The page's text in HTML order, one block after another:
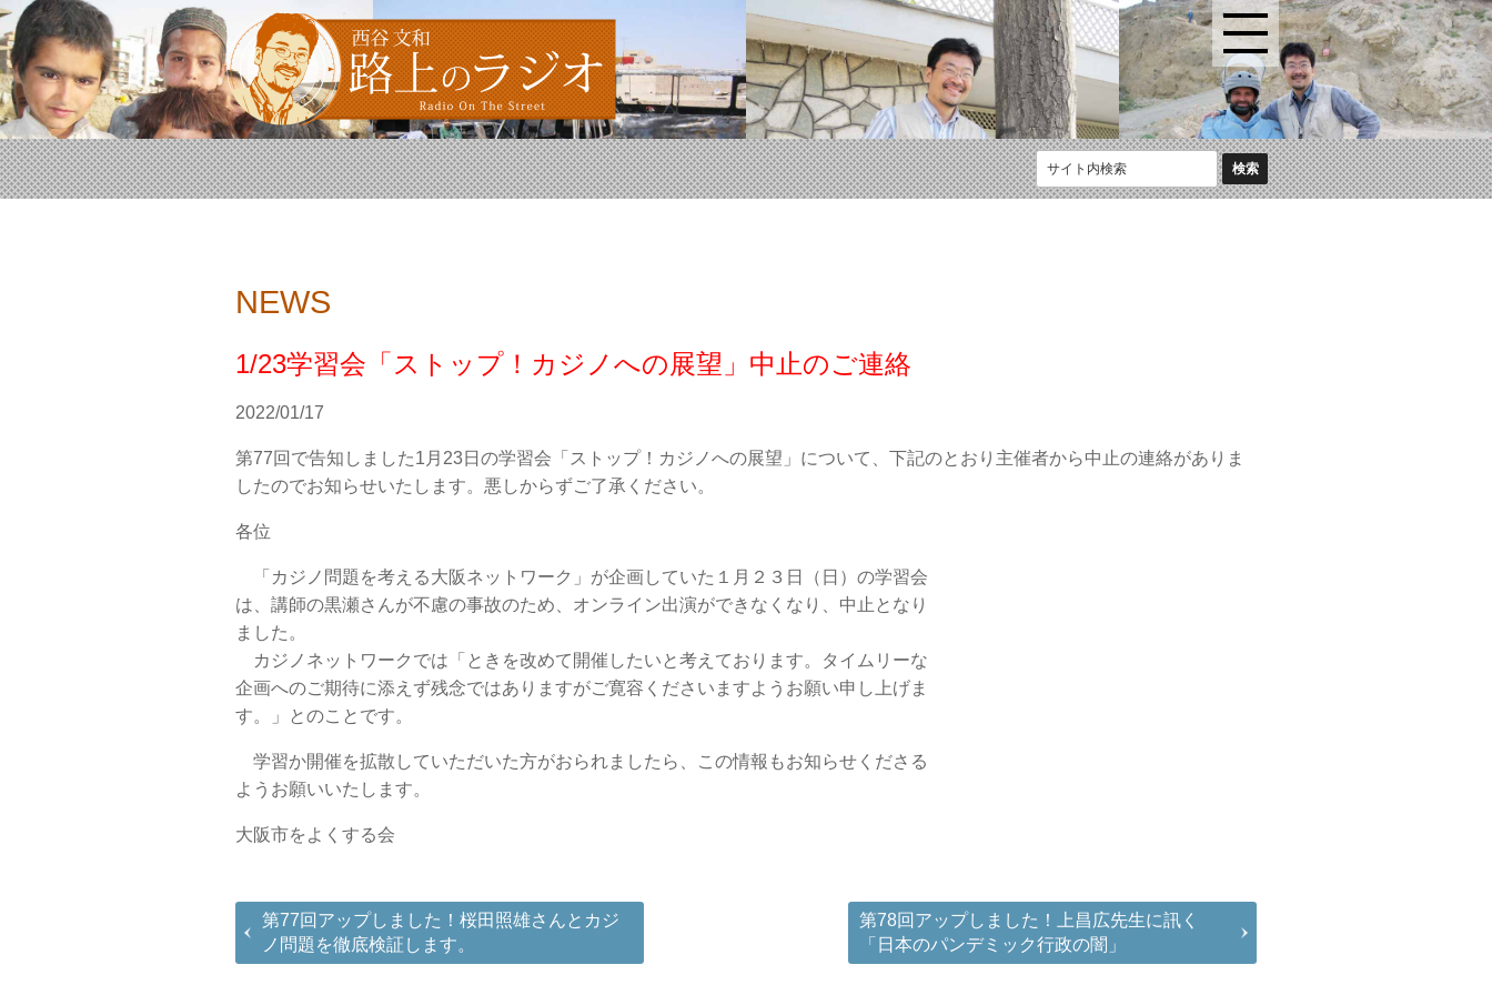
NEWS
1/23学習会「ストップ！カジノへの展望」中止のご連絡
2022/01/17
第77回で告知しました1月23日の学習会「ストップ！カジノへの展望」について、下記のとおり主催者から中止の連絡がありま
したのでお知らせいたします。悪しからずご了承ください。
各位
「カジノ問題を考える大阪ネットワーク」が企画していた１月２３日（日）の学習会
は、講師の黒瀬さんが不慮の事故のため、オンライン出演ができなくなり、中止となり
ました。
カジノネットワークでは「ときを改めて開催したいと考えております。タイムリーな
企画へのご期待に添えず残念ではありますがご寛容くださいますようお願い申し上げま
す。」とのことです。
学習か開催を拡散していただいた方がおられましたら、この情報もお知らせくださる
ようお願いいたします。
大阪市をよくする会
第77回アップしました！桜田照雄さんとカジ
ノ問題を徹底検証します。
第78回アップしました！上昌広先生に訊く
「日本のパンデミック行政の闇」